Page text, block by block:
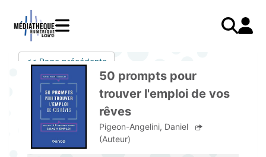
Catalogue
Menu
mobile
LIVRES
E-books
Mangas
Livres audio
Musique
Podcasts Radio France
COURS EN LIGNE
Mon
compte
responsive
mobile
Mode d'emploi
Mon compte
J'AI DEJA UN COMPTE
Je me connecte
Je me connecte pour la première fois
<< Page précédente
50 prompts pour
trouver l'emploi de vos
rêves
Pigeon-Angelini, Daniel
(Auteur)